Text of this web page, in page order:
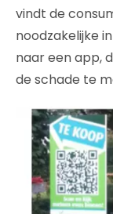
vindt de
noodzakelijke
naar een app,
de schade te